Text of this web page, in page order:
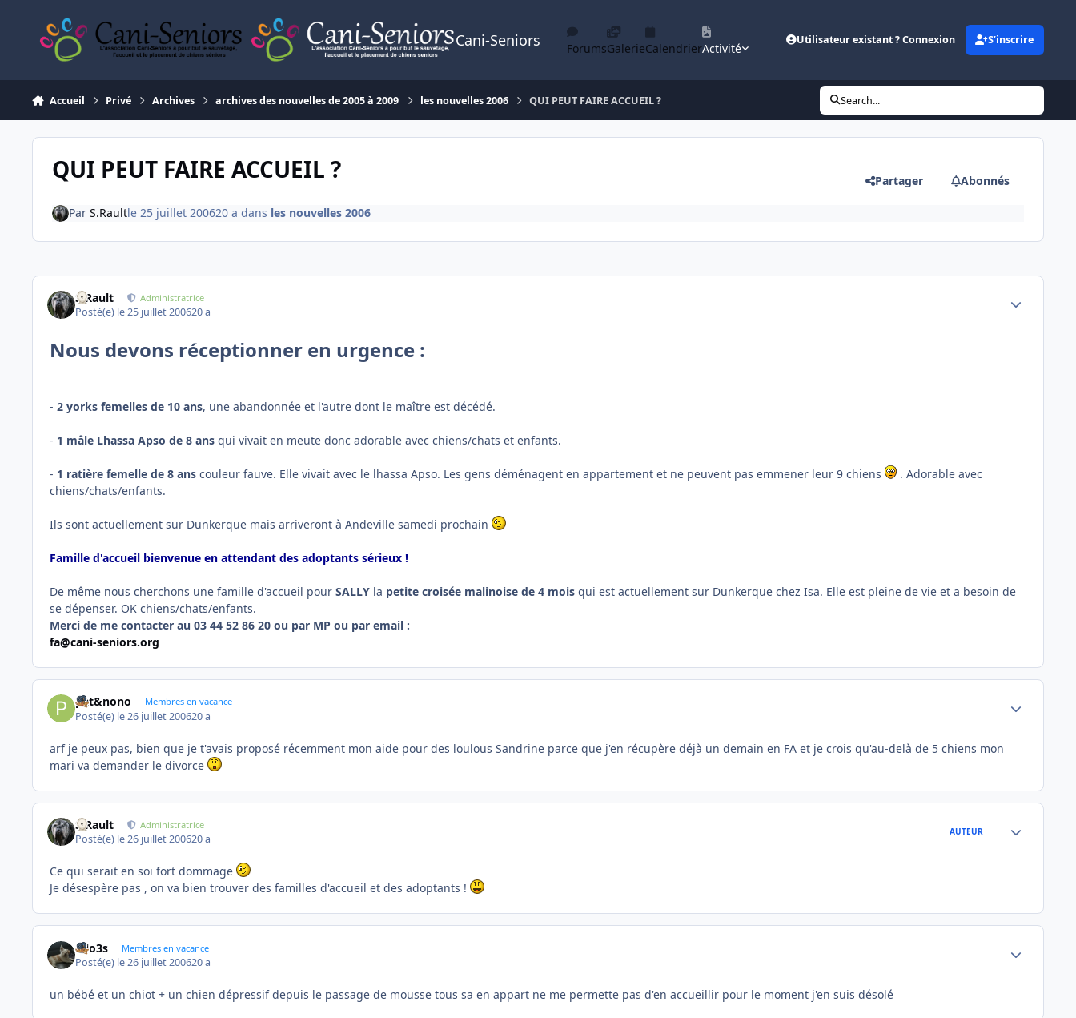
Cani-Seniors ForumsGalerieCalendrierActivité
Utilisateur existant ? Connexion S’inscrire
Accueil Privé Archives archives des nouvelles de 2005 à 2009 les nouvelles 2006 QUI PEUT FAIRE ACCUEIL ? Search...
QUI PEUT FAIRE ACCUEIL ? Partager Abonnés
Par S.Raultle 25 juillet 200620 a dans les nouvelles 2006
S.Rault Administratrice
Posté(e) le 25 juillet 200620 a
Nous devons réceptionner en urgence :
- 2 yorks femelles de 10 ans, une abandonnée et l'autre dont le maître est décédé.
- 1 mâle Lhassa Apso de 8 ans qui vivait en meute donc adorable avec chiens/chats et enfants.
- 1 ratière femelle de 8 ans couleur fauve. Elle vivait avec le lhassa Apso. Les gens déménagent en appartement et ne peuvent pas emmener leur 9 chiens
. Adorable avec
chiens/chats/enfants.
Ils sont actuellement sur Dunkerque mais arriveront à Andeville samedi prochain
Famille d'accueil bienvenue en attendant des adoptants sérieux !
De même nous cherchons une famille d'accueil pour SALLY la petite croisée malinoise de 4 mois qui est actuellement sur Dunkerque chez Isa. Elle est pleine de vie et a besoin de
se dépenser. OK chiens/chats/enfants.
Merci de me contacter au 03 44 52 86 20 ou par MP ou par email :
fa@cani-seniors.org
pat&nono Membres en vacance
Posté(e) le 26 juillet 200620 a
arf je peux pas, bien que je t'avais proposé récemment mon aide pour des loulous Sandrine parce que j'en récupère déjà un demain en FA et je crois qu'au-delà de 5 chiens mon
mari va demander le divorce
S.Rault Administratrice
Posté(e) le 26 juillet 200620 a
AUTEUR
Ce qui serait en soi fort dommage
Je désespère pas , on va bien trouver des familles d'accueil et des adoptants !
lolo3s Membres en vacance
Posté(e) le 26 juillet 200620 a
un bébé et un chiot + un chien dépressif depuis le passage de mousse tous sa en appart ne me permette pas d'en accueillir pour le moment j'en suis désolé